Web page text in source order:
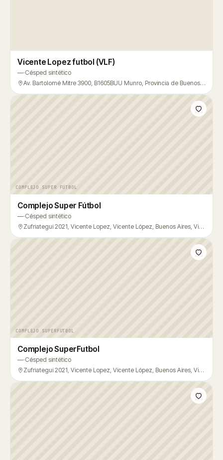
Vicente Lopez futbol (VLF)
—·Césped sintético
Av. Bartolomé Mitre 3900, B1605BUU Munro, Provincia de Buenos Aires, Argentina, Vicente López
COMPLEJO SUPER FÚTBOL
Complejo Super Fútbol
—·Césped sintético
Zufriategui 2021, Vicente Lopez, Vicente López, Buenos Aires, Vicente López
COMPLEJO SUPERFUTBOL
Complejo SuperFutbol
—·Césped sintético
Zufriategui 2021, Vicente Lopez, Vicente López, Buenos Aires, Vicente López